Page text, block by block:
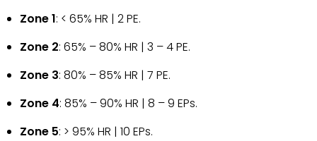
Zone 1: < 65% HR | 2 PE.
Zone 2: 65% – 80% HR | 3 – 4 PE.
Zone 3: 80% – 85% HR | 7 PE.
Zone 4: 85% – 90% HR | 8 – 9 EPs.
Zone 5: > 95% HR | 10 EPs.